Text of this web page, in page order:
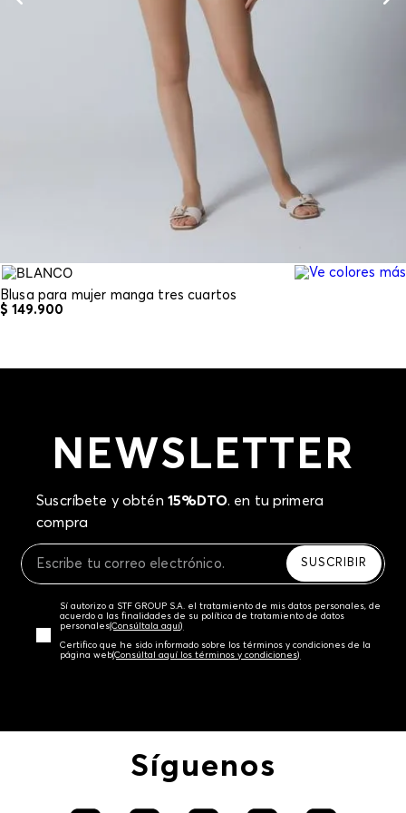
Blusa para mujer manga tres cuartos
$ 149.900
NEWSLETTER
Suscríbete y obtén 15%DTO. en tu primera
compra
SUSCRIBIR
Sí autorizo a STF GROUP S.A. el tratamiento de mis datos personales, de
acuerdo a las finalidades de su política de tratamiento de datos
personales‎(Consúltala aquí)
Certifico que he sido informado sobre los términos y condiciones de la
página web‎(Consúltal aquí los términos y condiciones)
Síguenos